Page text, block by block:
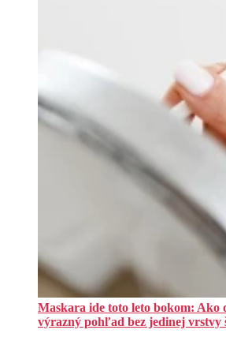
Maskara ide toto leto bokom: Ako
výrazný pohľad bez jedinej vrstvy